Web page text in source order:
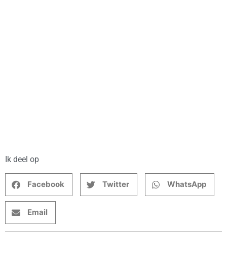
Ik deel op
Facebook Twitter WhatsApp
Email